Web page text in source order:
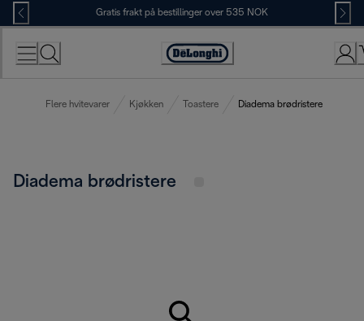
Skip
to
Content
Gratis frakt på bestillinger over 535 NOK
Accessibility
Flere hvitevarer Kjøkken Toastere Diadema brødristere
Diadema brødristere